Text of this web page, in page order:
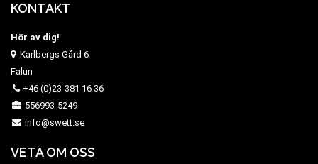
KONTAKT
Hör av dig!
Karlbergs Gård 6
Falun
+46 (0)23-381 16 36
556993-5249
info@swett.se
VETA OM OSS